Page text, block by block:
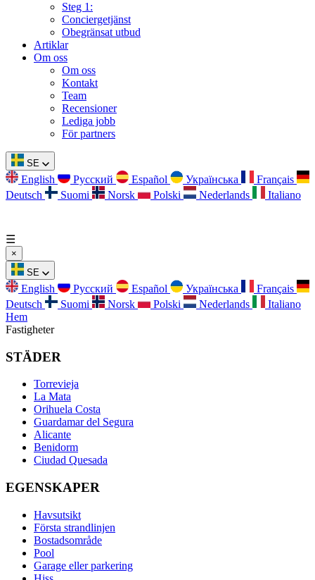
Steg 1:
Conciergetjänst
Obegränsat utbud
Artiklar
Om oss
Om oss
Kontakt
Team
Recensioner
Lediga jobb
För partners
SE
English Русский Español Українська
Français
Deutsch
Suomi Norsk Polski Nederlands Italiano
☰
×
SE
English Русский Español Українська
Français
Deutsch
Suomi Norsk Polski Nederlands
Italiano
Hem
Fastigheter
STÄDER
Torrevieja
La Mata
Orihuela Costa
Guardamar del Segura
Alicante
Benidorm
Ciudad Quesada
EGENSKAPER
Havsutsikt
Första strandlinjen
Bostadsområde
Pool
Garage eller parkering